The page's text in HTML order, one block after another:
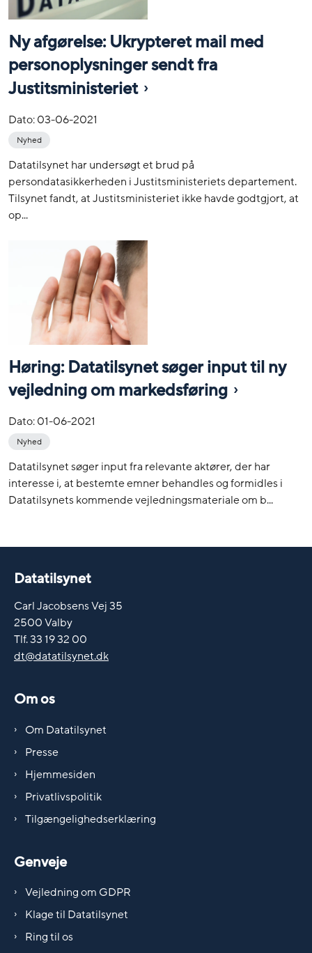
Ny afgørelse: Ukrypteret mail med
personoplysninger sendt fra
Justitsministeriet
Dato:03-06-2021
Nyhed
Datatilsynet har undersøgt et brud på
persondatasikkerheden i Justitsministeriets departement.
Tilsynet fandt, at Justitsministeriet ikke havde godtgjort, at
op...
Høring: Datatilsynet søger input til ny
vejledning om markedsføring
Dato:01-06-2021
Nyhed
Datatilsynet søger input fra relevante aktører, der har
interesse i, at bestemte emner behandles og formidles i
Datatilsynets kommende vejledningsmateriale om b...
Datatilsynet
Carl Jacobsens Vej 35
2500 Valby
Tlf. 33 19 32 00
dt@datatilsynet.dk
Om os
Om Datatilsynet
Presse
Hjemmesiden
Privatlivspolitik
Tilgængelighedserklæring
Genveje
Vejledning om GDPR
Klage til Datatilsynet
Ring til os